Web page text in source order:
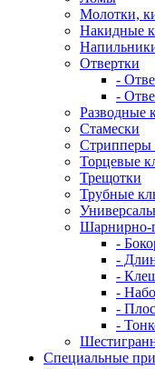
Молотки,
Накидные
Отвертки
-
-
Разводные
Стамески
Стрипперы
Торцевые
Трещотки
Трубные
Шарнирно-
-
-
-
-
-
-
Специальные